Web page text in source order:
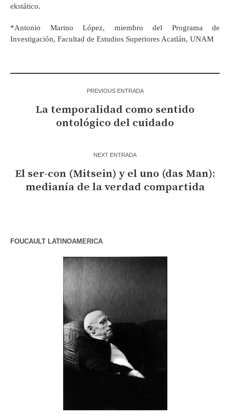
ekstático.
*Antonio Marino López, miembro del Programa de
Investigación, Facultad de Estudios Superiores Acatlán, UNAM
PREVIOUS ENTRADA
La temporalidad como sentido
ontológico del cuidado
NEXT ENTRADA
El ser-con (Mitsein) y el uno (das Man):
medianía de la verdad compartida
FOUCAULT LATINOAMERICA